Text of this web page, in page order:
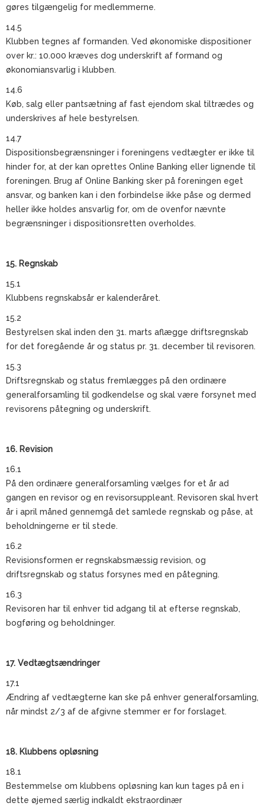
gøres tilgængelig for medlemmerne.
14.5
Klubben tegnes af formanden. Ved økonomiske dispositioner
over kr.: 10.000 kræves dog underskrift af formand og
økonomiansvarlig i klubben.
14.6
Køb, salg eller pantsætning af fast ejendom skal tiltrædes og
underskrives af hele bestyrelsen.
14.7
Dispositionsbegrænsninger i foreningens vedtægter er ikke til
hinder for, at der kan oprettes Online Banking eller lignende til
foreningen. Brug af Online Banking sker på foreningen eget
ansvar, og banken kan i den forbindelse ikke påse og dermed
heller ikke holdes ansvarlig for, om de ovenfor nævnte
begrænsninger i dispositionsretten overholdes.
15. Regnskab
15.1
Klubbens regnskabsår er kalenderåret.
15.2
Bestyrelsen skal inden den 31. marts aflægge driftsregnskab
for det foregående år og status pr. 31. december til revisoren.
15.3
Driftsregnskab og status fremlægges på den ordinære
generalforsamling til godkendelse og skal være forsynet med
revisorens påtegning og underskrift.
16. Revision
16.1
På den ordinære generalforsamling vælges for et år ad
gangen en revisor og en revisorsuppleant. Revisoren skal hvert
år i april måned gennemgå det samlede regnskab og påse, at
beholdningerne er til stede.
16.2
Revisionsformen er regnskabsmæssig revision, og
driftsregnskab og status forsynes med en påtegning.
16.3
Revisoren har til enhver tid adgang til at efterse regnskab,
bogføring og beholdninger.
17. Vedtægtsændringer
17.1
Ændring af vedtægterne kan ske på enhver generalforsamling,
når mindst 2/3 af de afgivne stemmer er for forslaget.
18. Klubbens opløsning
18.1
Bestemmelse om klubbens opløsning kan kun tages på en i
dette øjemed særlig indkaldt ekstraordinær